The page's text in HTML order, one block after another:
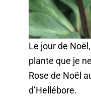
Le jour de
plante que je
Rose de Noël
d’Hellébore.